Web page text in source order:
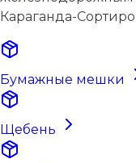
Караганда-
Бумажные мешки
Щебень